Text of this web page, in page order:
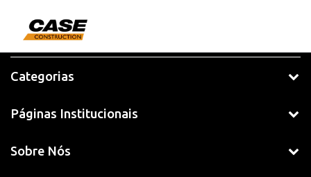
Categorias
Páginas Institucionais
Sobre Nós